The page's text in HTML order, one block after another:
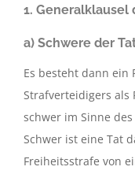
1. Generalklausel
a) Schwere der
Es besteht dann ein
Strafverteidigers als
schwer im Sinne des
Schwer ist eine Tat
Freiheitsstrafe von